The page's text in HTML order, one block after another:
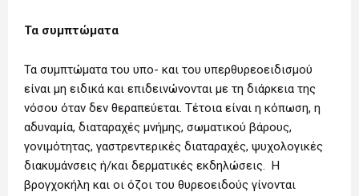
Τα συμπτώματα
Τα συμπτώματα του υπο- και του υπερθυρεοειδισμού
είναι μη ειδικά και επιδεινώνονται με τη διάρκεια της
νόσου όταν δεν θεραπεύεται. Τέτοια είναι η κόπωση, η
αδυναμία, διαταραχές μνήμης, σωματικού βάρους,
γονιμότητας, γαστρεντερικές διαταραχές, ψυχολογικές
διακυμάνσεις ή/και δερματικές εκδηλώσεις. Η
βρογχοκήλη και οι όζοι του θυρεοειδούς γίνονται